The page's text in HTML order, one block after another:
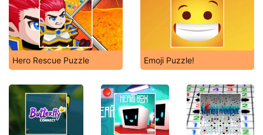
Hero Rescue Puzzle Emoji Puzzle!